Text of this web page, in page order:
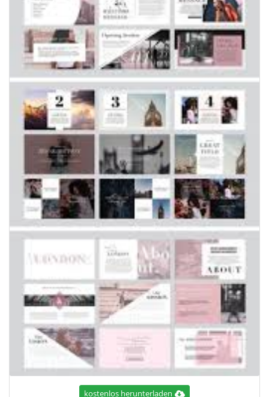
kostenlos herunterladen